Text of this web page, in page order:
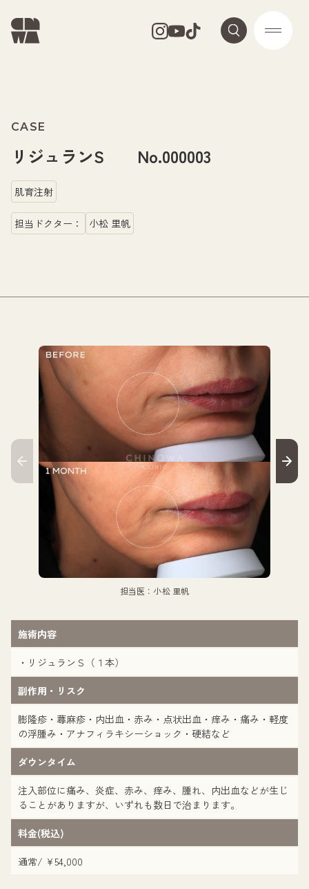
CASE
リジュランS No.000003
肌育注射
担当ドクター： 小松 里帆
担当医：小松 里帆
施術内容
・リジュランＳ（１本）
副作用・リスク
膨隆疹・蕁麻疹・内出血・赤み・点状出血・痒み・痛み・軽度
の浮腫み・アナフィラキシーショック・硬結など
ダウンタイム
注入部位に痛み、炎症、赤み、痒み、腫れ、内出血などが生じ
ることがありますが、いずれも数日で治まります。
料金(税込)
通常/ ¥54,000